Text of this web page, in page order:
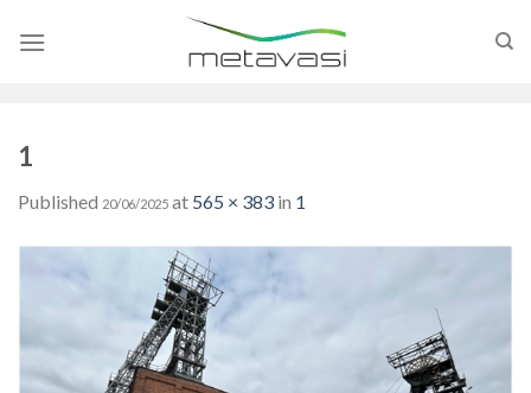
1
Published 20/06/2025 at 565 × 383 in 1